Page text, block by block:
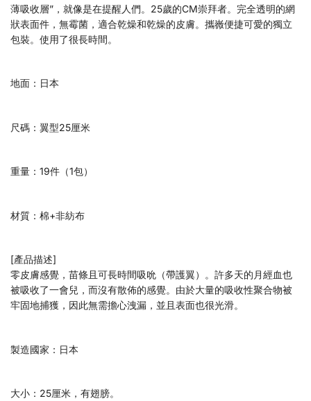
薄吸收層”，就像是在提醒人們。25歲的CM崇拜者。完全透明的網
狀表面件，無霉菌，適合乾燥和乾燥的皮膚。攜嶶便捷可愛的獨立
包裝。使用了很長時間。
地面：日本
尺碼：翼型25厘米
重量：19件（1包）
材質：棉+非紡布
[產品描述]
零皮膚感覺，苗條且可長時間吸吮（帶護翼）。許多天的月經血也
被吸收了一會兒，而沒有散佈的感覺。由於大量的吸收性聚合物被
牢固地捕獲，因此無需擔心洩漏，並且表面也很光滑。
製造國家：日本
大小：25厘米，有翅膀。